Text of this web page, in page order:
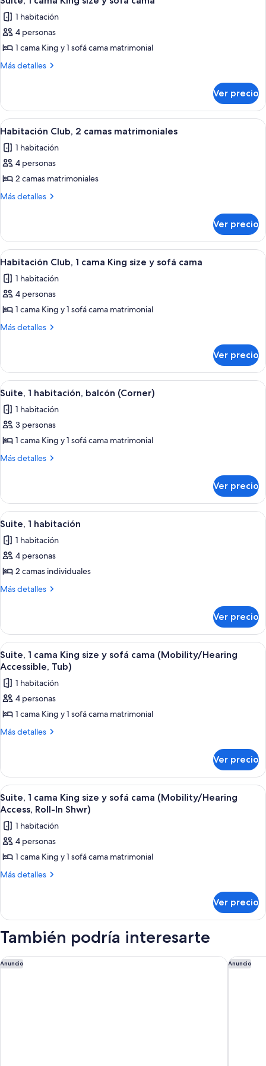
fumadores
todas
las
fotos
de
Suite,
King
size
y
sofá
cama
1 habitación
4 personas
1 cama King y 1 sofá cama matrimonial
Más detalles
Más
1
cama
King
sofá
Ver precio
Abrir
todas
las
fotos
de
Habitación
camas
matrimoniales
Una habitación de hotel con una
4
Habitación Club, 2 camas matrimoniales
1 habitación
4 personas
2 camas matrimoniales
Más detalles
Más
Club,
camas
Ver precio
Abrir
todas
las
fotos
de
Habitación
cama
King
size
y
sofá
cama
1 habitación y ropa de cama de alta
4
Habitación Club, 1 cama King size y sofá cama
1 habitación
4 personas
1 cama King y 1 sofá cama matrimonial
Más detalles
Más
Club,
cama
size
cama
Ver precio
Abrir
todas
las
fotos
de
Suite,
balcón
(Corner)
1 habitación y ropa de cama de alta
4
Suite, 1 habitación, balcón (Corner)
1 habitación
3 personas
1 cama King y 1 sofá cama matrimonial
Más detalles
Más
1
habitación,
balcón
Ver precio
Abrir
todas
las
fotos
de
Suite,
Una habitación de hotel con
4
Suite, 1 habitación
1 habitación
4 personas
2 camas individuales
Más detalles
Más
1
habitación
Ver precio
Abrir
todas
las
fotos
de
Suite,
1
size
y
sofá
cama
(Mobility/Hearing
Accessible,
Tub)
1 habitación y ropa de cama de alta
4
Suite, 1 cama King size y sofá cama (Mobility/Hearing
Accessible, Tub)
1 habitación
4 personas
1 cama King y 1 sofá cama matrimonial
Más detalles
Más
1
cama
King
size
sofá
cama
(Mobility/Hearing
Accessible,
Tub)
Ver precio
Abrir
todas
las
fotos
de
Suite,
1
size
y
sofá
cama
(Mobility/Hearing
1 habitación y ropa de cama de alta
4
Suite, 1 cama King size y sofá cama (Mobility/Hearing
Access, Roll-In Shwr)
1 habitación
4 personas
1 cama King y 1 sofá cama matrimonial
Más detalles
Más
1
King
y
sofá
Ver precio
También podría interesarte
Anuncio
DoubleTree by Hilton Ontario Airport Anuncio